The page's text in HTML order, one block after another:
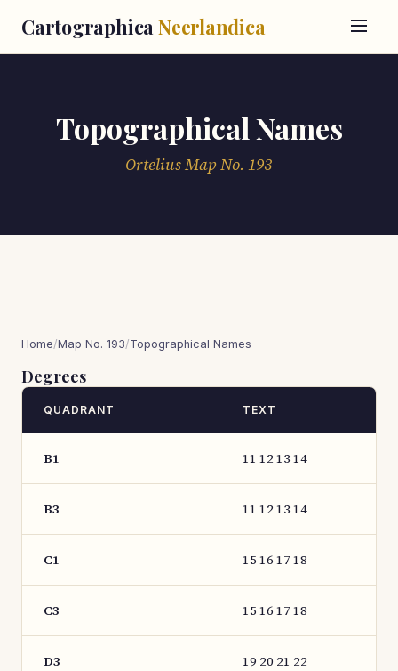
Cartographica Neerlandica
Topographical Names
Ortelius Map No. 193
Home/Map No. 193/Topographical Names
Degrees
QUADRANT TEXT
B1 11 12 13 14
B3 11 12 13 14
C1 15 16 17 18
C3 15 16 17 18
D3 19 20 21 22